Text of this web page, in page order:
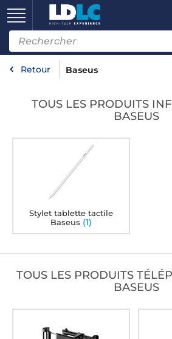
Retour Baseus
TOUS LES PRODUITS
BASEUS
Stylet tablette tactile
Baseus (1)
TOUS LES PRODUITS
BASEUS